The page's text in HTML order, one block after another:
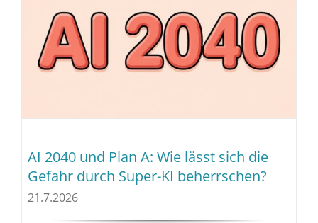
AI 2040 und Plan A: Wie lässt sich die
Gefahr durch Super-KI beherrschen?
21.7.2026